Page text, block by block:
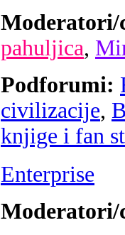
Moderatori/
pahuljica,
Podforumi:
civilizacije,
knjige i fan
Enterprise
Moderatori/